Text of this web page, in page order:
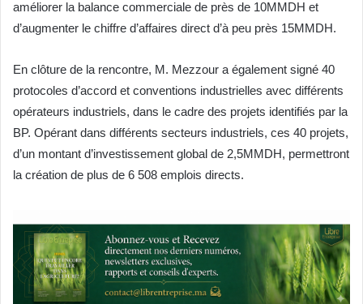
améliorer la balance commerciale de près de 10MMDH et
d’augmenter le chiffre d’affaires direct d’à peu près 15MMDH.
En clôture de la rencontre, M. Mezzour a également signé 40
protocoles d’accord et conventions industrielles avec différents
opérateurs industriels, dans le cadre des projets identifiés par la
BP. Opérant dans différents secteurs industriels, ces 40 projets,
d’un montant d’investissement global de 2,5MMDH, permettront
la création de plus de 6 508 emplois directs.